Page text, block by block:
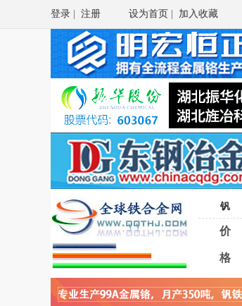
登录 注册 设为首页 加入收藏
钒
价
格